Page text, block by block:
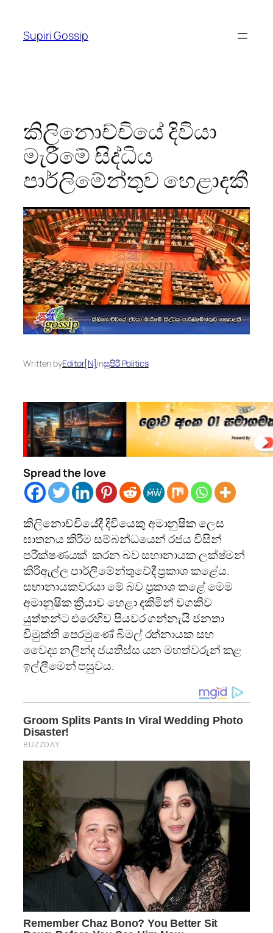
content
Supiri Gossip
කිලිනොච්චියේ දිවියා
මැරීමේ සිද්ධිය
පාර්ලිමේන්තුව හෙළාදකී
Written byEditor[N] inසුපිරි Politics
Spread the love
කිලිනොච්චියේදී දිවියෙකු අමානුෂික ලෙස
ඝාතනය කිරීම සම්බන්ධයෙන් රජය විසින්
පරීක්ෂණයක් කරන බව සභානායක ලක්ෂ්මන්
කිරිඇල්ල පාර්ලිමේන්තුවේදී ප්‍රකාශ කළේය.
සභානායකවරයා මේ බව ප්‍රකාශ කළේ මෙම
අමානුෂික ක්‍රියාව හෙළා දකිමින් වගකිව
යුත්තන්ට එරෙහිව පියවර ගන්නැයි ජනතා
විමුක්ති පෙරමුණේ බිමල් රත්නායක සහ
වෛද්‍ය නලින්ද ජයතිස්ස යන මහත්වරුන් කළ
ඉල්ලීමෙන් පසුවය.